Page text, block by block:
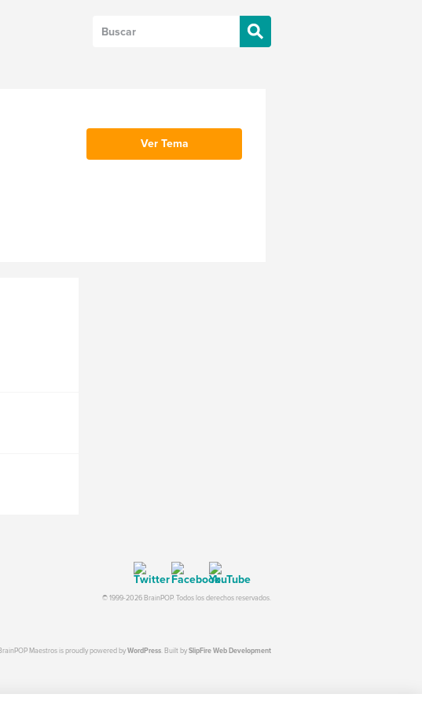
Ver Tema
© 1999-2026 BrainPOP. Todos los derechos reservados.
Maestros is proudly powered byWordPress. Built bySlipFire Web Development